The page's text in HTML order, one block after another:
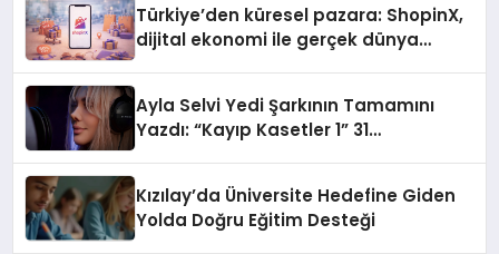
Türkiye’den küresel pazara: ShopinX,
dijital ekonomi ile gerçek dünya
Ayla Selvi Yedi Şarkının Tamamını
Yazdı: “Kayıp Kasetler 1” 31
Kızılay’da Üniversite Hedefine Giden
Yolda Doğru Eğitim Desteği